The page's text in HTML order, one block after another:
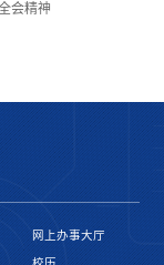
会精神
网上办事大厅